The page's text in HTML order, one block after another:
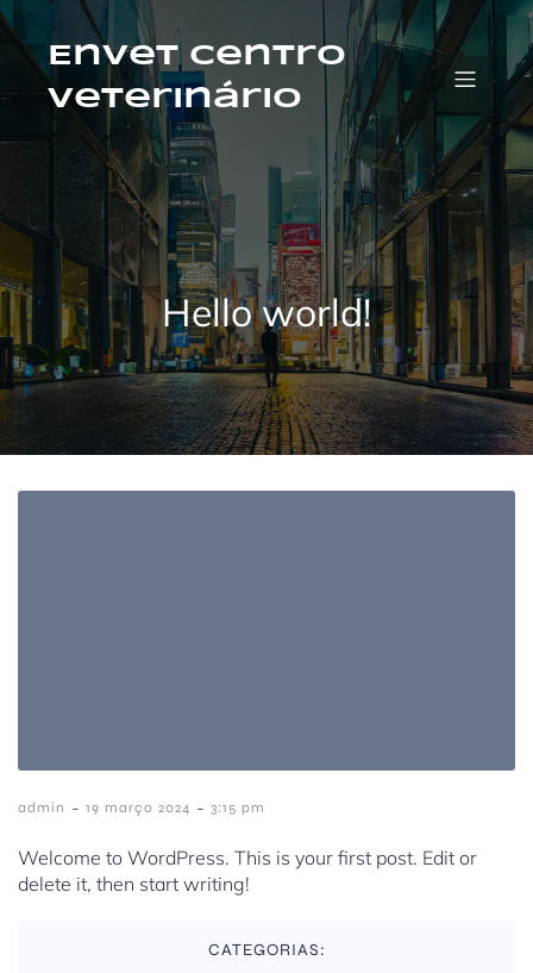
Pular
para
conteúdo
Envet Centro
Veterinário
Hello world!
admin - 19 março 2024 - 3:15 pm
Welcome to WordPress. This is your first post. Edit or
delete it, then start writing!
CATEGORIAS: